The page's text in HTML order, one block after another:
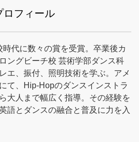
ロフィール
時代に数々の賞を受賞。卒業後カ
ングビーチ校 芸術学部ダンス科
エ、振付、照明技術を学ぶ。アメ
て、Hip-Hopのダンスインストラ
大人まで幅広く指導。その経験を
語とダンスの融合と普及に力を入